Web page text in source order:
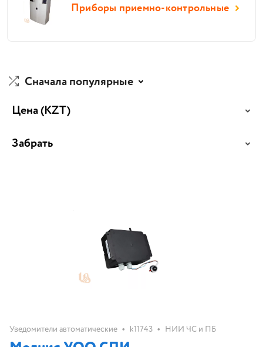
Приборы приемно-контрольные
Сначала популярные
Цена(KZT)
Забрать
Уведомители автоматические • k11743 • НИИ ЧС и ПБ